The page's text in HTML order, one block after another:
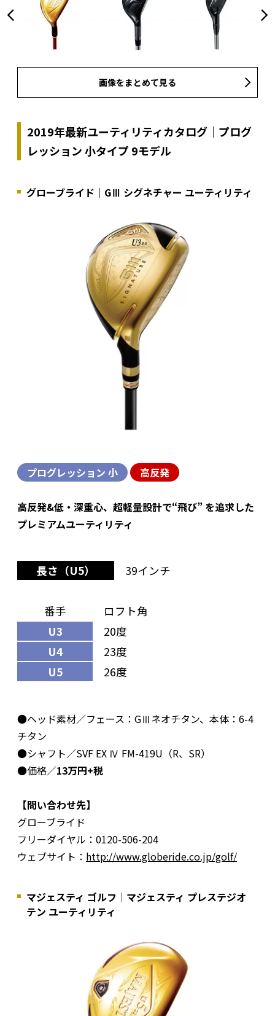
画像をまとめて見る
2019年最新ユーティリティカタログ｜プログ
レッション 小タイプ 9モデル
グローブライド｜GⅢ シグネチャー ユーティリティ
プログレッション 小 高反発
高反発&低・深重心、超軽量設計で“飛び” を追求した
プレミアムユーティリティ
長さ（U5） 39インチ
番手
ロフト角
U3
20度
U4
23度
U5
26度
●ヘッド素材／フェース：GⅢネオチタン、本体：6-4
チタン
●シャフト／SVF EX Ⅳ FM-419U（R、SR）
●価格／13万円+税
【問い合わせ先】
グローブライド
フリーダイヤル：0120-506-204
ウェブサイト： http://www.globeride.co.jp/golf/
マジェスティ ゴルフ｜マジェスティ プレステジオ
テン ユーティリティ